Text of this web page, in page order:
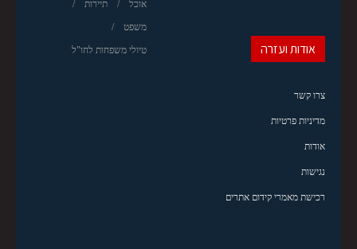
אוכל תיירות
משפט
טיולי משפחות לחו"ל אודות ועזרה
צרו קשר
מדיניות פרטיות
אודות
נגישות
רכישת מאמרי קידום אתרים